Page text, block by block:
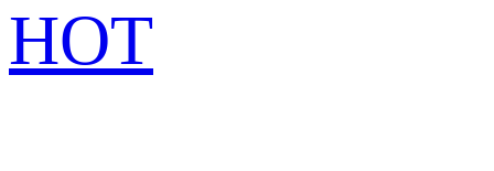
HOT